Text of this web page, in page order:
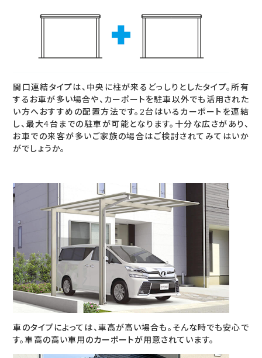
間口連結タイプは、中央に柱が来るどっしりとしたタイプ。所有
するお車が多い場合や、カーポートを駐車以外でも活用された
い方へおすすめの配置方法です。2台はいるカーポートを連結
し、最大4台までの駐車が可能となります。十分な広さがあり、
お車での来客が多いご家族の場合はご検討されてみてはいか
がでしょうか。
車のタイプによっては、車高が高い場合も。そんな時でも安心で
す。車高の高い車用のカーポートが用意されています。